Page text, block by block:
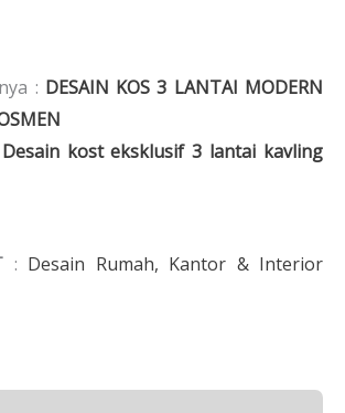
: DESAIN KOS 3 LANTAI MODERN
Desain kost eksklusif 3 lantai kavling
: Desain Rumah, Kantor & Interior